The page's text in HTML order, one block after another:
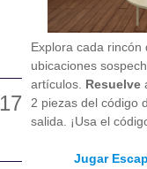
Explora cada rincón
ubicaciones
artículos. Resuelve
2 piezas del código
salida. ¡Usa el
Jugar